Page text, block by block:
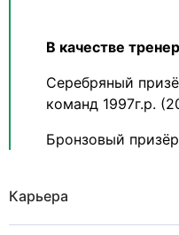
В качестве
Серебряный
команд 1997г.р.
Бронзовый
Карьера